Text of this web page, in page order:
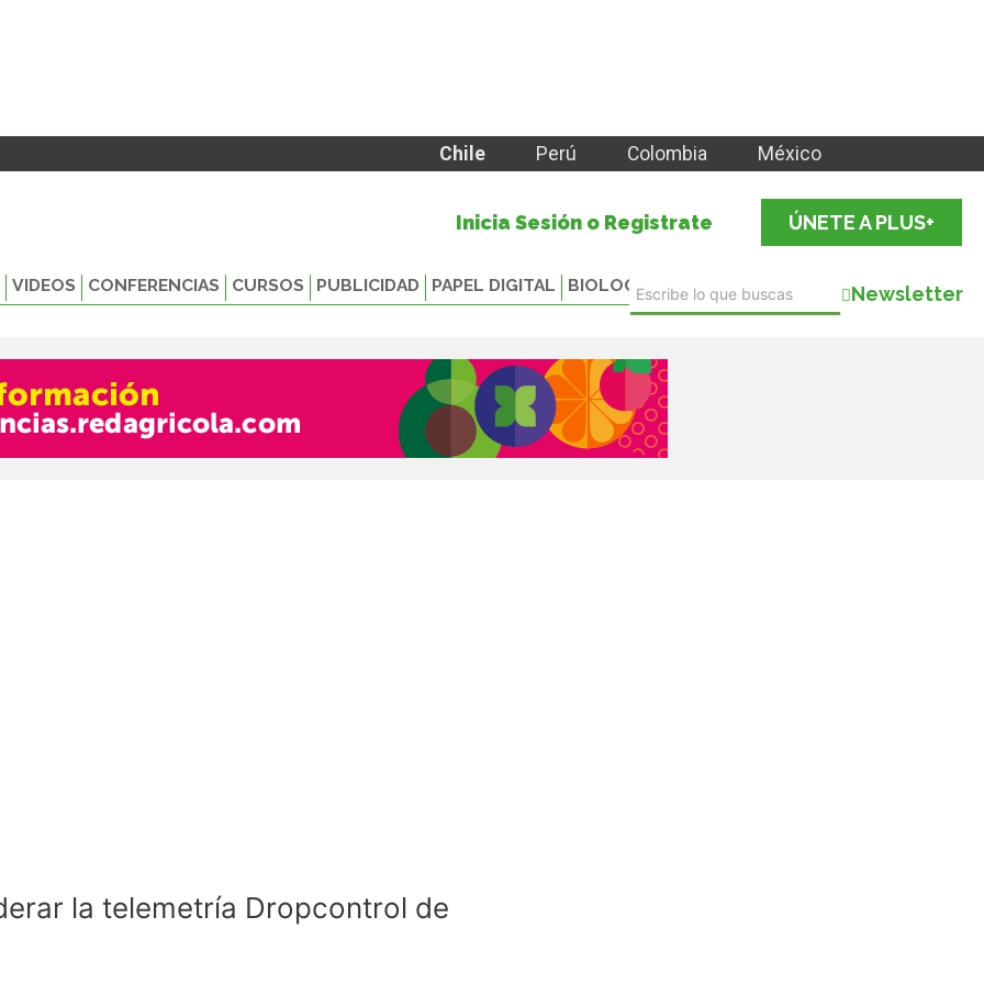
Chile Perú Colombia México
Inicia Sesión o Registrate ÚNETE A PLUS+
VIDEOS CONFERENCIAS CURSOS PUBLICIDAD PAPEL DIGITAL BIOLOGICALS Newsletter
la telemetría Dropcontrol de